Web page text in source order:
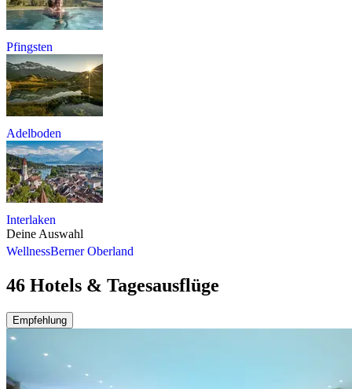
Pfingsten
Adelboden
Interlaken
Deine Auswahl
WellnessBerner Oberland
46 Hotels & Tagesausflüge
Empfehlung